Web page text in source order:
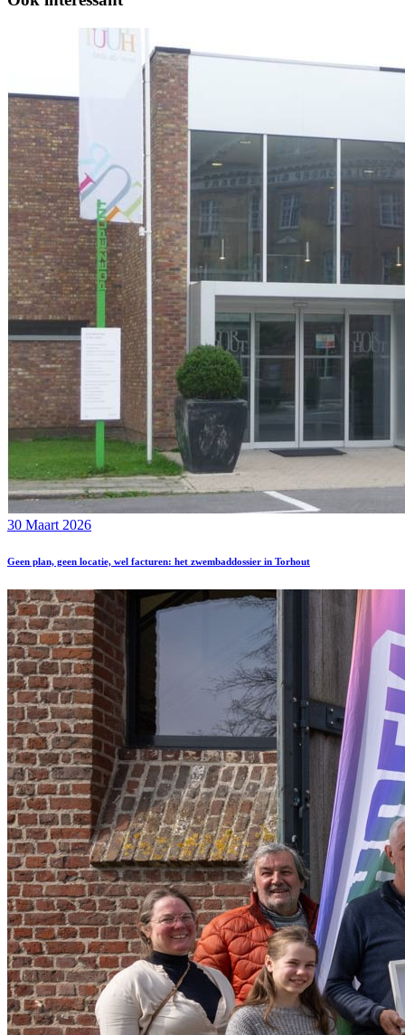
30 Maart 2026
Geen plan, geen locatie, wel facturen: het zwembaddossier in Torhout